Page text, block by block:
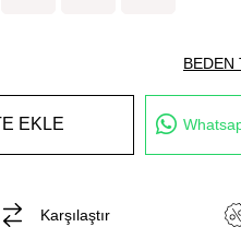
BEDEN
Karşılaştır